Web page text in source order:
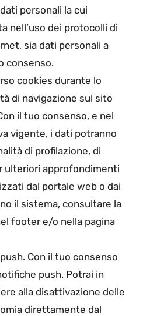
personali la cui
nell’uso dei protocolli di
sia dati personali a
consenso.
cookies durante lo
di navigazione sul sito
il tuo consenso, e nel
vigente, i dati potranno
di profilazione, di
ulteriori approfondimenti
dal portale web o dai
il sistema, consultare la
footer e/o nella pagina
Con il tuo consenso
push. Potrai in
alla disattivazione delle
direttamente dal